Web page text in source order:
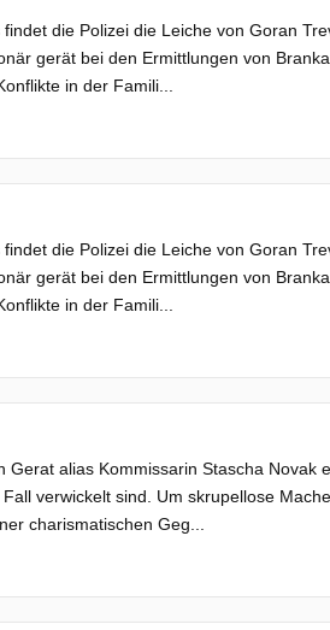
die Polizei die Leiche von Goran
gerät bei den Ermittlungen von
in der Famili...
die Polizei die Leiche von Goran
gerät bei den Ermittlungen von
in der Famili...
alias Kommissarin Stascha Novak
verwickelt sind. Um skrupellose
charismatischen Geg...